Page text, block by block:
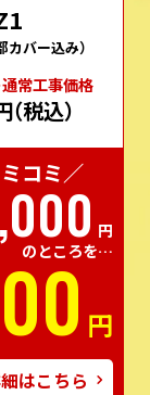
カバー込み）
常⼯事価格
（税込）
コミ／
円
のところを…
円
はこちら